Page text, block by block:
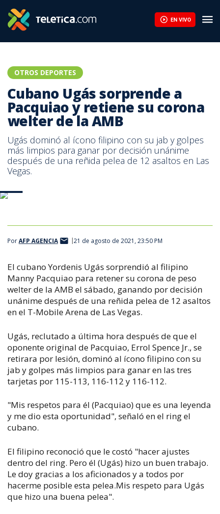
EN VIVO
OTROS DEPORTES
Cubano Ugás sorprende a
Pacquiao y retiene su corona
welter de la AMB
Ugás dominó al ícono filipino con su jab y golpes
más limpios para ganar por decisión unánime
después de una reñida pelea de 12 asaltos en Las
Vegas.
PorAFP AGENCIA 21 de agosto de 2021, 23:50 PM
El cubano Yordenis Ugás sorprendió al filipino
Manny Pacquiao para retener su corona de peso
welter de la AMB el sábado, ganando por decisión
unánime después de una reñida pelea de 12 asaltos
en el T-Mobile Arena de Las Vegas.
Ugás, reclutado a última hora después de que el
oponente original de Pacquiao, Errol Spence Jr., se
retirara por lesión, dominó al ícono filipino con su
jab y golpes más limpios para ganar en las tres
tarjetas por 115-113, 116-112 y 116-112.
"Mis respetos para él (Pacquiao) que es una leyenda
y me dio esta oportunidad", señaló en el ring el
cubano.
El filipino reconoció que le costó "hacer ajustes
dentro del ring. Pero él (Ugás) hizo un buen trabajo.
Le doy gracias a los aficionados y a todos por
hacerme posible esta pelea.Mis respeto para Ugás
que hizo una buena pelea".